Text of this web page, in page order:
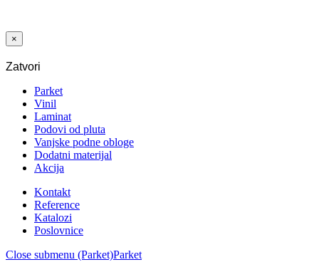
×
Zatvori
Parket
Vinil
Laminat
Podovi od pluta
Vanjske podne obloge
Dodatni materijal
Akcija
Kontakt
Reference
Katalozi
Poslovnice
Close submenu (Parket)Parket